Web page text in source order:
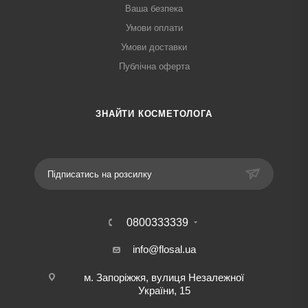
Ваша безпека
Умови оплати
Умови доставки
Публічна оферта
ЗНАЙТИ КОСМЕТОЛОГА
Підписатись на розсилку
0800333339
info@flosal.ua
м. Запоріжжя, вулиця Незалежної
України, 15